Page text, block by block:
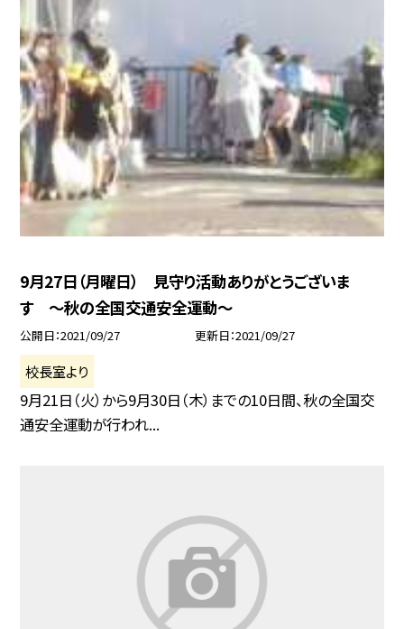
9月27日（月曜日） 見守り活動ありがとうございま
す 〜秋の全国交通安全運動〜
公開日 2021/09/27 更新日 2021/09/27
校長室より
9月21日（火）から9月30日（木）までの10日間、秋の全国交
通安全運動が行われ...